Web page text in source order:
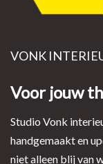
VONK
Voor jouw
Studio Vonk
handgemaakt en
niet alleen blij van